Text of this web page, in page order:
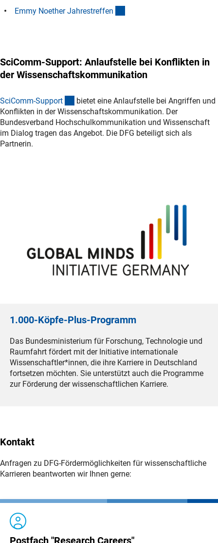
Emmy Noether Jahrestreffen
SciComm-Support: Anlaufstelle bei Konflikten in
der Wissenschaftskommunikation
SciComm-Support (externer Link)
bietet eine Anlaufstelle bei Angriffen und
Konflikten in der Wissenschaftskommunikation. Der
Bundesverband Hochschulkommunikation und Wissenschaft
im Dialog tragen das Angebot. Die DFG beteiligt sich als
Partnerin.
1.000-Köpfe-Plus-Programm
Das Bundesministerium für Forschung, Technologie und
Raumfahrt fördert mit der Initiative internationale
Wissenschaftler*innen, die ihre Karriere in Deutschland
fortsetzen möchten. Sie unterstützt auch die Programme
zur Förderung der wissenschaftlichen Karriere.
Kontakt
Anfragen zu DFG-Fördermöglichkeiten für wissenschaftliche
Karrieren beantworten wir Ihnen gerne: